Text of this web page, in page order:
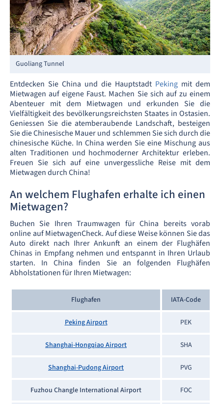
Guoliang Tunnel
Entdecken Sie China und die Hauptstadt Peking mit dem
Mietwagen auf eigene Faust. Machen Sie sich auf zu einem
Abenteuer mit dem Mietwagen und erkunden Sie die
Vielfältigkeit des bevölkerungsreichsten Staates in Ostasien.
Geniessen Sie die atemberaubende Landschaft, besteigen
Sie die Chinesische Mauer und schlemmen Sie sich durch die
chinesische Küche. In China werden Sie eine Mischung aus
alten Traditionen und hochmoderner Architektur erleben.
Freuen Sie sich auf eine unvergessliche Reise mit dem
Mietwagen durch China!
An welchem Flughafen erhalte ich einen
Mietwagen?
Buchen Sie Ihren Traumwagen für China bereits vorab
online auf MietwagenCheck. Auf diese Weise können Sie das
Auto direkt nach Ihrer Ankunft an einem der Flughäfen
Chinas in Empfang nehmen und entspannt in Ihren Urlaub
starten. In China finden Sie an folgenden Flughäfen
Abholstationen für Ihren Mietwagen:
Flughafen IATA-Code
Peking Airport PEK
Shanghai-Hongqiao Airport SHA
Shanghai-Pudong Airport PVG
Fuzhou Changle International Airport FOC